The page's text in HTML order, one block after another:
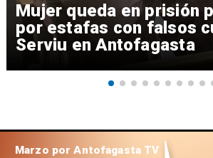
Mujer queda en prisión
por estafas con falsos
Serviu en Antofagasta
Marzo por Antofagasta TV